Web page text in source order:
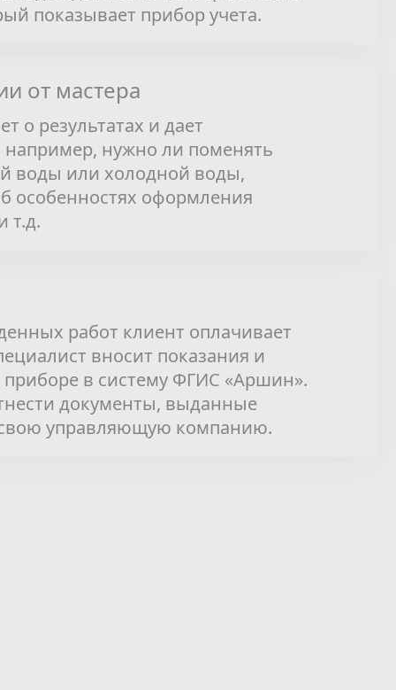
показывает прибор учета.
от мастера
о результатах и дает
нужно ли поменять
воды или холодной воды,
особенностях оформления
т.д.
работ клиент оплачивает
вносит показания и
в систему ФГИС «Аршин».
документы, выданные
управляющую компанию.